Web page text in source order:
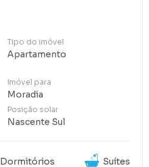
Tipo do imóvel
Apartamento
Imóvel para
Moradia
Posição solar
Nascente Sul
Dormitórios Suítes